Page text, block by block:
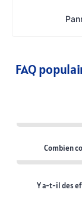
FAQ
Combien
Y a-t-il des